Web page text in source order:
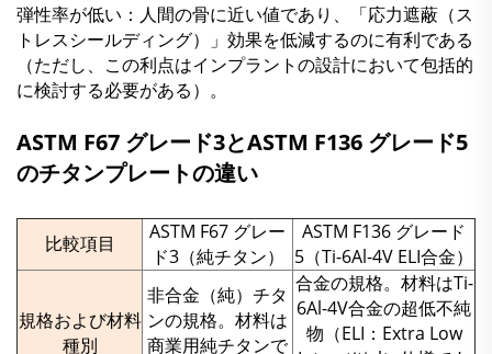
弾性率が低い：人間の骨に近い値であり、「応力遮蔽（ス
トレスシールディング）」効果を低減するのに有利である
（ただし、この利点はインプラントの設計において包括的
に検討する必要がある）。
ASTM F67 グレード3とASTM F136 グレード5
のチタンプレートの違い
比較項目
ASTM F67 グレー
ド3（純チタン）
ASTM F136 グレード
5（Ti-6Al-4V ELI合金）
規格および材料
種別
非合金（純）チタ
ンの規格。材料は
商業用純チタンで
合金の規格。材料はTi-
6Al-4V合金の超低不純
物（ELI：Extra Low